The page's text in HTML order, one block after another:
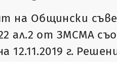
на Общински
ал.2 от ЗМСМА
12.11.2019 г.